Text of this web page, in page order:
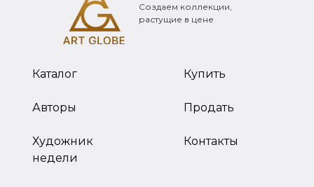
Создаем коллекции,
растущие в цене
Каталог
Авторы
Художник
недели
Купить
Продать
Контакты